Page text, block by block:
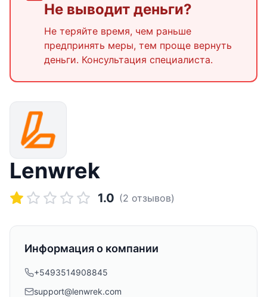
Не выводит деньги?
Не теряйте время, чем раньше
предпринять меры, тем проще вернуть
деньги. Консультация специалиста.
Lenwrek
1.0 (2 отзывов)
Информация о компании
+5493514908845
support@lenwrek.com